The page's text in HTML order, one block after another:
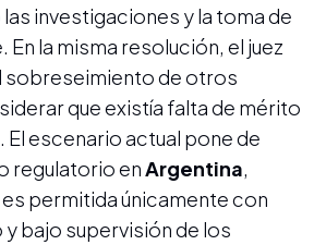
investigaciones y la toma de
la misma resolución, el juez
sobreseimiento de otros
que existía falta de mérito
escenario actual pone de
regulatorio enArgentina,
permitida únicamente con
bajo supervisión de los